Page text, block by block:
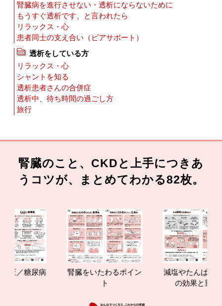
腎臓病を進行させない・透析にならないために
もうすぐ透析です、と言われたら
リラックス・心
患者同士の支え合い（ピアサポート）
透析をしている方
リラックス・心
シャントを知る
透析患者さんの合併症
透析中、待ち時間の過ごし方
旅行
腎臓のこと、CKDと上手につきあ
うコツが、まとめてわかる82枚。
尿病
腎臓をいたわるポイン
減塩やたんぱく質管理
の効果と重要性